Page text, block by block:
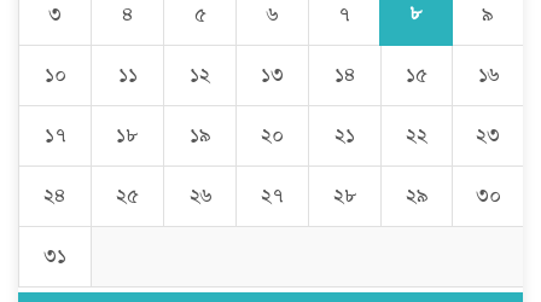
৩ ৪ ৫ ৬ ৭ ৮ ৯
১০ ১১ ১২ ১৩ ১৪ ১৫ ১৬
১৭ ১৮ ১৯ ২০ ২১ ২২ ২৩
২৪ ২৫ ২৬ ২৭ ২৮ ২৯ ৩০
৩১